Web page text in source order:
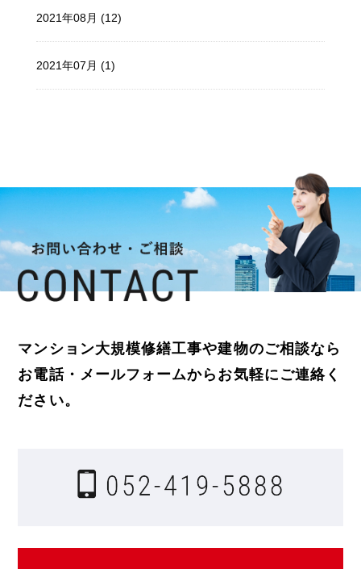
2021年08月 (12)
2021年07月 (1)
マンション大規模修繕工事や建物のご相談なら
お電話・メールフォームからお気軽にご連絡く
ださい。